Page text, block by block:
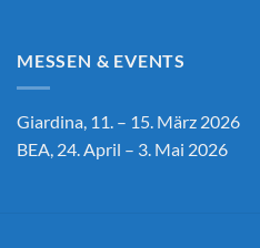
MESSEN & EVENTS
Giardina, 11. – 15. März 2026
BEA, 24. April – 3. Mai 2026